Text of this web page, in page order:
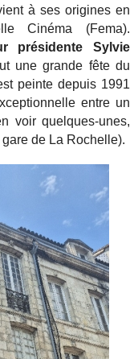
à ses origines en
Cinéma (Fema).
présidente Sylvie
une grande fête du
peinte depuis 1991
entre un
voir quelques-unes,
de La Rochelle).